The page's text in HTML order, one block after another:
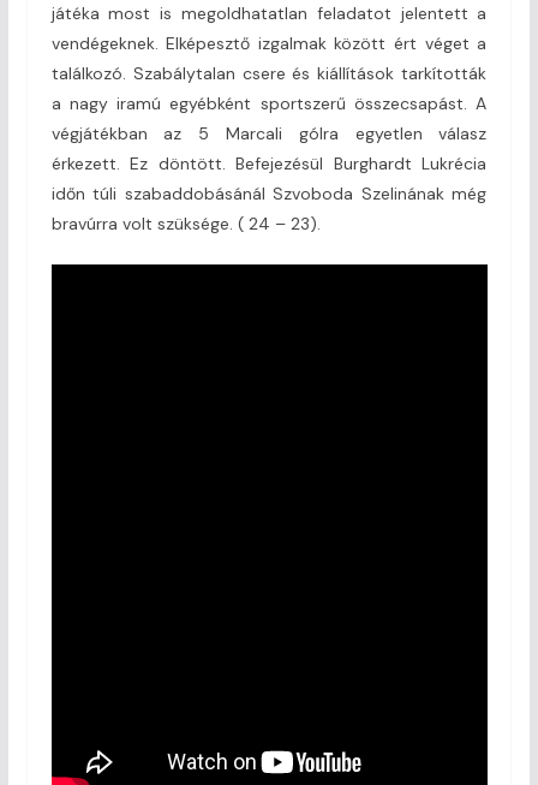
játéka most is megoldhatatlan feladatot jelentett a
vendégeknek. Elképesztő izgalmak között ért véget a
találkozó. Szabálytalan csere és kiállítások tarkították
a nagy iramú egyébként sportszerű összecsapást. A
végjátékban az 5 Marcali gólra egyetlen válasz
érkezett. Ez döntött. Befejezésül Burghardt Lukrécia
időn túli szabaddobásánál Szvoboda Szelinának még
bravúrra volt szüksége. ( 24 – 23).